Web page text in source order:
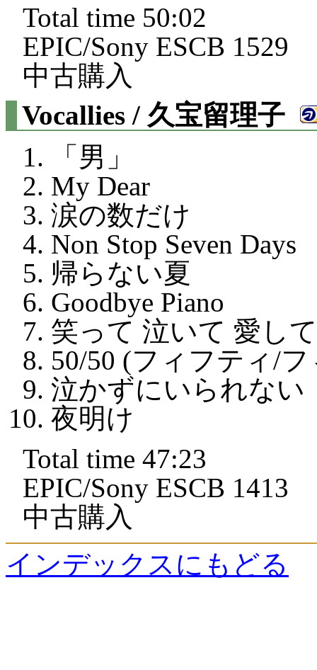
Total time 50:02
EPIC/Sony ESCB 1529
中古購入
Vocallies / 久宝留理子
「男」
My Dear
涙の数だけ
Non Stop Seven Days
帰らない夏
Goodbye Piano
笑って 泣いて 愛して
50/50 (フィフティ/
泣かずにいられない
夜明け
Total time 47:23
EPIC/Sony ESCB 1413
中古購入
インデックスにもどる